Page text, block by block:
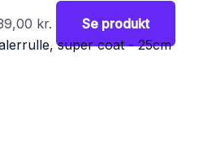
kr. Se produkt